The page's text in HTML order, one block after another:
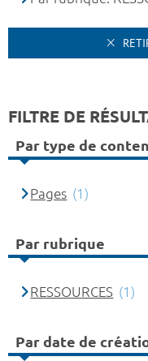
FILTRE DE
Par type de
Pages (1)
Par rubrique
RESSOURCES (1)
Par date de